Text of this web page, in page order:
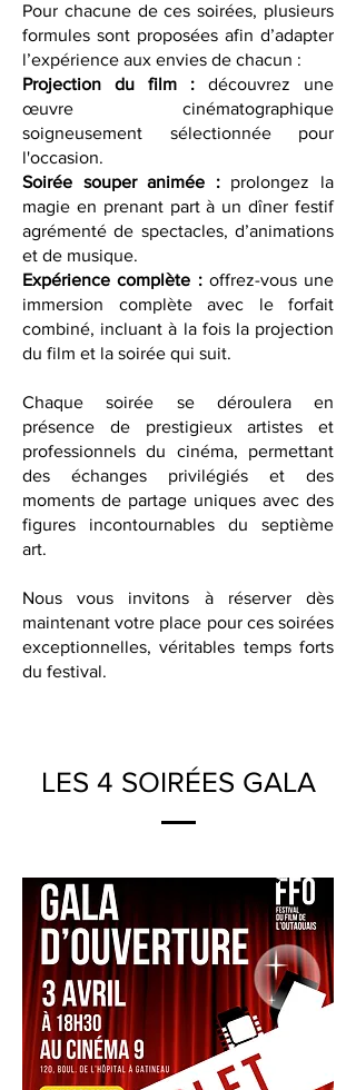
Pour chacune de ces soirées, plusieurs
formules sont proposées afin d’adapter
l’expérience aux envies de chacun :
Projection du film : découvrez une
œuvre cinématographique
soigneusement sélectionnée pour
l'occasion.
Soirée souper animée
:prolongez la
magie en prenant part à un dîner festif
agrémenté de spectacles, d’animations
et de musique.
Expérience complète :offrez-vous une
immersion complète avec le forfait
combiné, incluant à la fois la projection
du film et la soirée qui suit.
Chaque soirée se déroulera en
présence de prestigieux artistes et
professionnels du cinéma, permettant
des échanges privilégiés et des
moments de partage uniques avec des
figures incontournables du septième
art.
Nous vous invitons à réserver dès
maintenant votre place pour ces soirées
exceptionnelles, véritables temps forts
du festival.
LES 4 SOIRÉES GALA